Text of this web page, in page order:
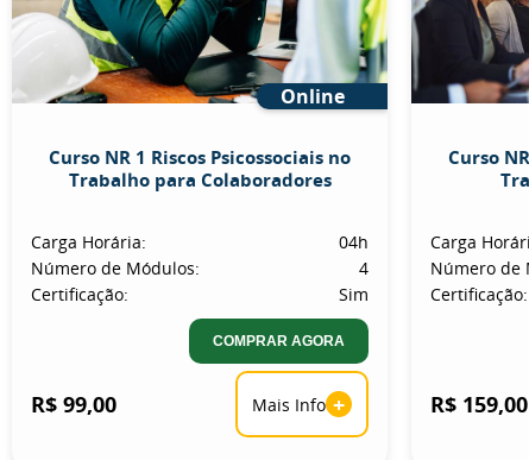
Online
Curso NR 1 Riscos Psicossociais no
Trabalho para Colaboradores
Carga Horária:
04h
Número de Módulos:
4
Certificação:
Sim
COMPRAR AGORA
R$ 99,00 Mais Info +
Curso
Carga
Número de
Certificação:
R$ 159,00